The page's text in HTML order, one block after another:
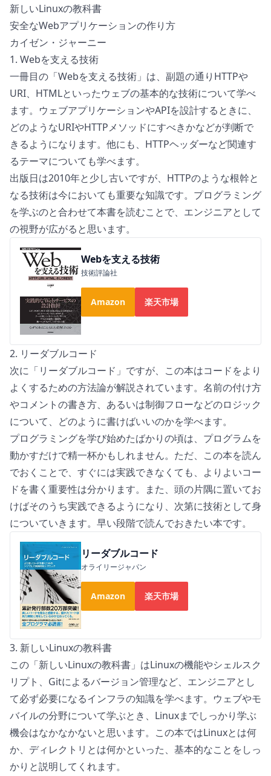
新しいLinuxの教科書
安全なWebアプリケーションの作り方
カイゼン・ジャーニー
1. Webを支える技術
一冊目の「Webを支える技術 」は、副題の通りHTTPや
URI、HTMLといったウェブの基本的な技術について学べ
ます。ウェブアプリケーションやAPIを設計するときに、
どのようなURIやHTTPメソッドにすべきかなどが判断で
きるようになります。他にも、HTTPヘッダーなど関連す
るテーマについても学べます。
出版日は2010年と少し古いですが、HTTPのような根幹と
なる技術は今においても重要な知識です。プログラミング
を学ぶのと合わせて本書を読むことで、エンジニアとして
の視野が広がると思います。
Webを支える技術
技術評論社
Amazon 楽天市場
2. リーダブルコード
次に「リーダブルコード 」ですが、この本はコードをより
よくするための方法論が解説されています。名前の付け方
やコメントの書き方、あるいは制御フローなどのロジック
について、どのように書けばいいのかを学べます。
プログラミングを学び始めたばかりの頃は、プログラムを
動かすだけで精一杯かもしれません。ただ、この本を読ん
でおくことで、すぐには実践できなくても、よりよいコー
ドを書く重要性は分かります。また、頭の片隅に置いてお
けばそのうち実践できるようになり、次第に技術として身
についていきます。早い段階で読んでおきたい本です。
リーダブルコード
オライリージャパン
Amazon 楽天市場
3. 新しいLinuxの教科書
この「新しいLinuxの教科書 」はLinuxの機能やシェルスク
リプト、Gitによるバージョン管理など、エンジニアとし
て必ず必要になるインフラの知識を学べます。ウェブやモ
バイルの分野について学ぶとき、Linuxまでしっかり学ぶ
機会はなかなかないと思います。この本ではLinuxとは何
か、ディレクトリとは何かといった、基本的なことをしっ
かりと説明してくれます。